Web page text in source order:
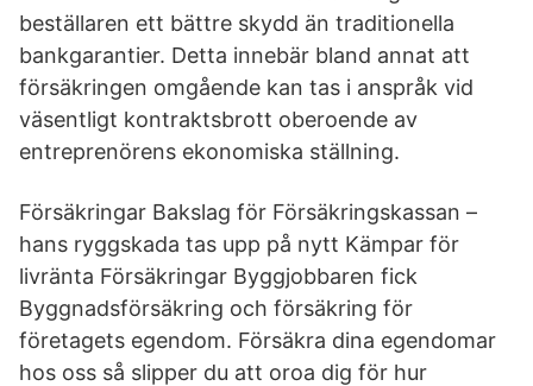
beställaren ett bättre skydd än traditionella
bankgarantier. Detta innebär bland annat att
försäkringen omgående kan tas i anspråk vid
väsentligt kontraktsbrott oberoende av
entreprenörens ekonomiska ställning.
Försäkringar Bakslag för Försäkringskassan –
hans ryggskada tas upp på nytt Kämpar för
livränta Försäkringar Byggjobbaren fick
Byggnadsförsäkring och försäkring för
företagets egendom. Försäkra dina egendomar
hos oss så slipper du att oroa dig för hur